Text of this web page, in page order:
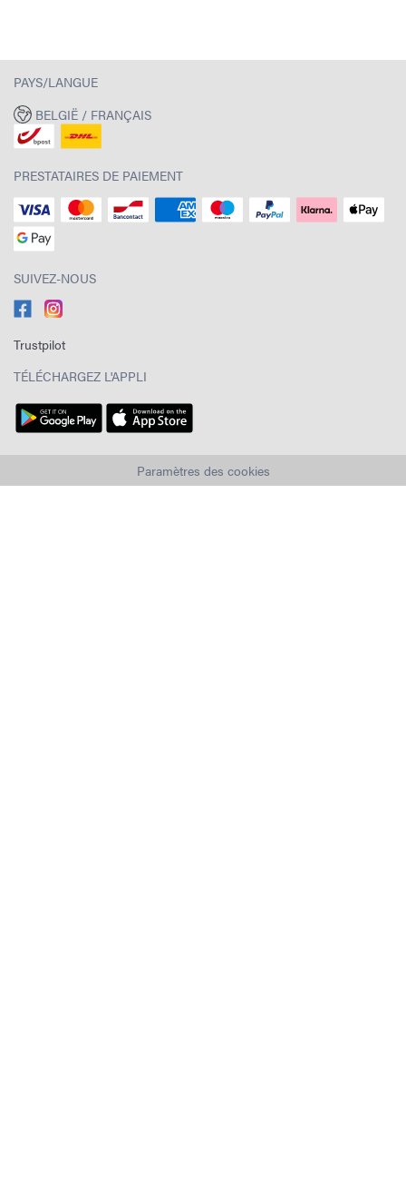
PAYS/LANGUE
BELGIË / FRANÇAIS
PRESTATAIRES DE PAIEMENT
SUIVEZ-NOUS
Trustpilot
TÉLÉCHARGEZ L'APPLI
Paramètres des cookies